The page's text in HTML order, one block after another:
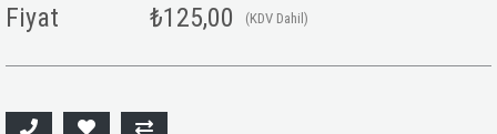
Fiyat ₺125,00 (KDV Dahil)